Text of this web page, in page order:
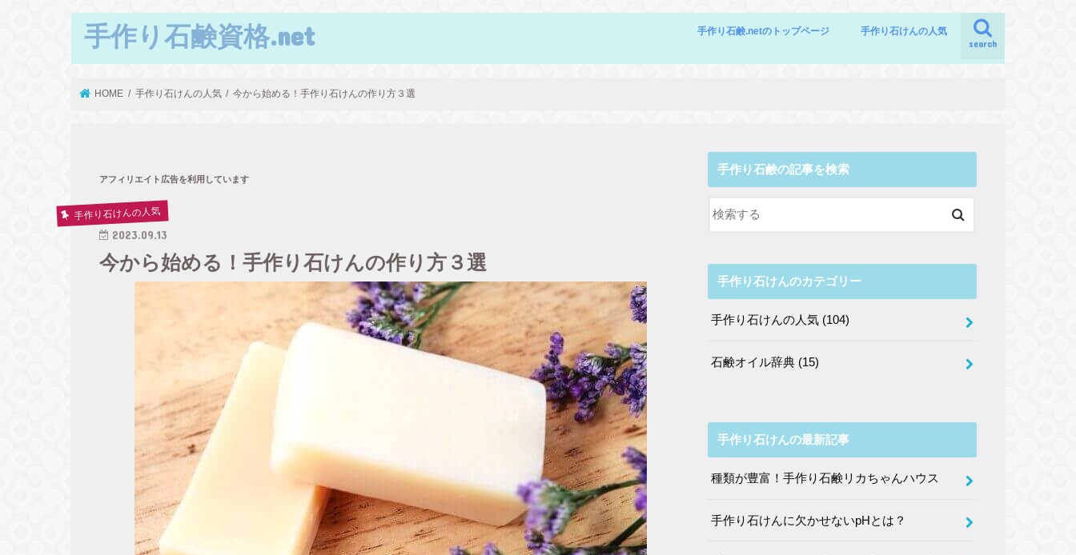
手作り石鹸資格.net search
手作り石鹸.netのトップページ 手作り石けんの人気
HOME 手作り石けんの人気 今から始める！手作り石けんの作り方３選
アフィリエイト広告を利用しています
手作り石けんの人気
2023.09.13
今から始める！手作り石けんの作り方３選
手作り石鹸の記事を検索
手作り石けんのカテゴリー
手作り石けんの人気 (104)
石鹸オイル辞典 (15)
手作り石けんの最新記事
種類が豊富！手作り石鹸リカちゃんハウス
手作り石けんに欠かせないpHとは？